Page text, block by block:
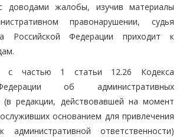
доводами жалобы, изучив материалы
правонарушении, судья
Российской Федерации приходит к
с частью 1 статьи 12.26 Кодекса
об административных
(в редакции, действовавшей на момент
основанием для привлечения
ответственности)